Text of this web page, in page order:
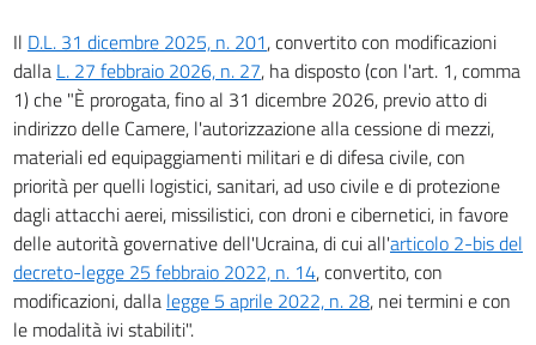
Il D.L. 31 dicembre 2025, n. 201, convertito con modificazioni
dalla L. 27 febbraio 2026, n. 27, ha disposto (con l'art. 1, comma
1) che "È prorogata, fino al 31 dicembre 2026, previo atto di
indirizzo delle Camere, l'autorizzazione alla cessione di mezzi,
materiali ed equipaggiamenti militari e di difesa civile, con
priorità per quelli logistici, sanitari, ad uso civile e di protezione
dagli attacchi aerei, missilistici, con droni e cibernetici, in favore
delle autorità governative dell'Ucraina, di cui all'articolo 2-bis del
decreto-legge 25 febbraio 2022, n. 14, convertito, con
modificazioni, dalla legge 5 aprile 2022, n. 28, nei termini e con
le modalità ivi stabiliti".